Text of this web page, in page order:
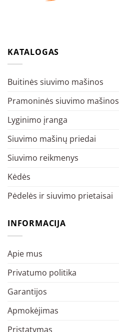
KATALOGAS
Buitinės siuvimo mašinos
Pramoninės siuvimo mašinos
Lyginimo įranga
Siuvimo mašinų priedai
Siuvimo reikmenys
Kėdės
Pėdelės ir siuvimo prietaisai
INFORMACIJA
Apie mus
Privatumo politika
Garantijos
Apmokėjimas
Pristatymas